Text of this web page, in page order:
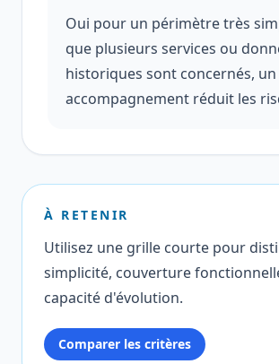
Oui pour un périmètre très
que plusieurs services ou
historiques sont concernés, un
accompagnement réduit les
À RETENIR
Utilisez une grille courte pour
simplicité, couverture
capacité d'évolution.
Comparer les critères